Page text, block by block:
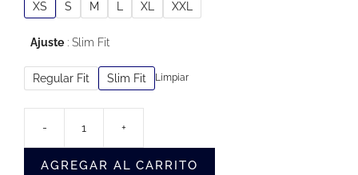
XS S M L XL XXL
Ajuste Slim Fit
Regular Fit Slim Fit Limpiar
-
Sin
Arrugas
+
AGREGAR AL CARRITO